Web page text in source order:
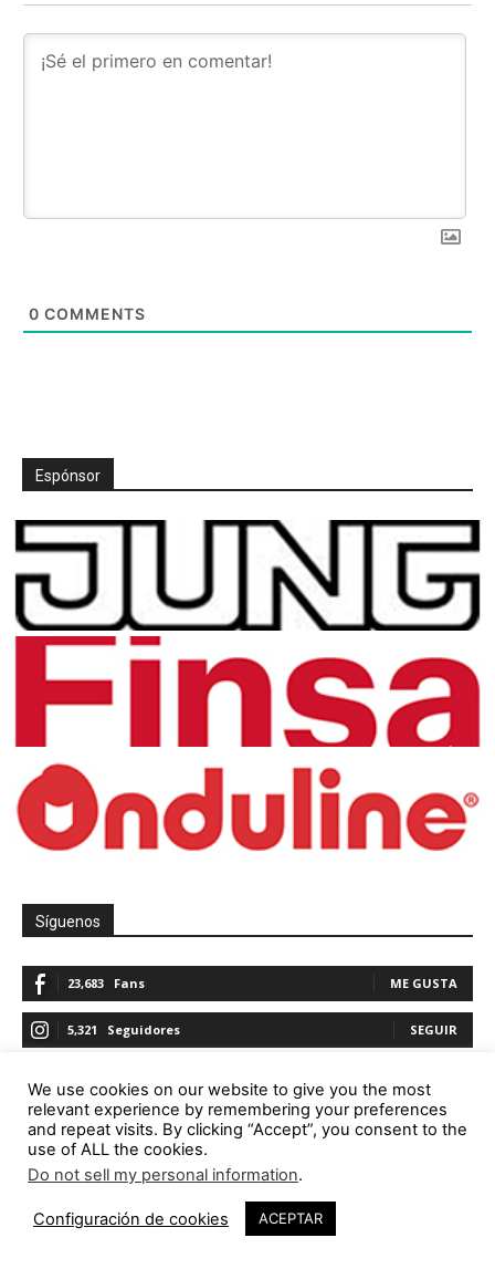
0 COMMENTS
Espónsor
Síguenos
23,683 Fans ME GUSTA
5,321 Seguidores SEGUIR
Seguidores SEGUIR
Promoción
We use cookies on our website to give you the most
relevant experience by remembering your preferences
and repeat visits. By clicking “Accept”, you consent to the
use of ALL the cookies.
Do not sell my personal information.
Configuración de cookies ACEPTAR